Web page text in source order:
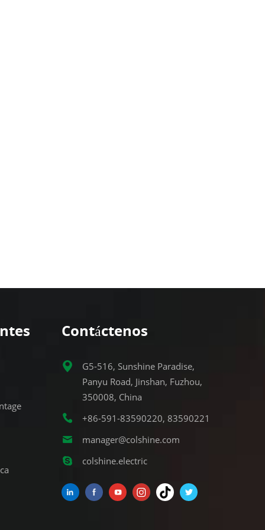
Contáctenos
G5-516, Sunshine Paradise,
Panyu Road, Jinshan, Fuzhou,
350008, China
+86-591-83590220, 83590221
manager@colshine.com
colshine.electric